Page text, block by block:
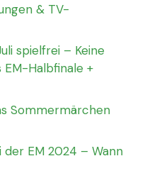
& TV-
spielfrei – Keine
EM-Halbfinale +
Sommermärchen
EM 2024 – Wann